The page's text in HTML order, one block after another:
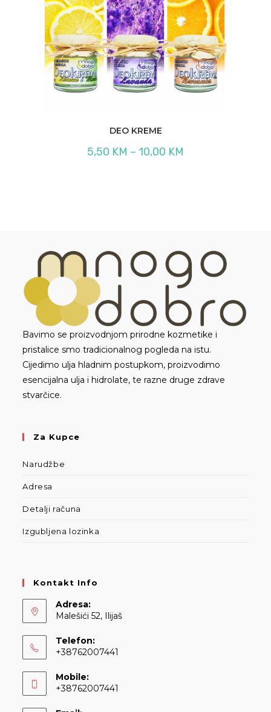
DEO KREME
5,50 KM – 10,00 KM
Bavimo se proizvodnjom prirodne kozmetike i
pristalice smo tradicionalnog pogleda na istu.
Cijedimo ulja hladnim postupkom, proizvodimo
esencijalna ulja i hidrolate, te razne druge zdrave
stvarčice.
Za Kupce
Narudžbe
Adresa
Detalji računa
Izgubljena lozinka
Kontakt Info
Adresa:
Malešići 52, Ilijaš
Telefon:
+38762007441
in
your
application
Mobile:
+38762007441